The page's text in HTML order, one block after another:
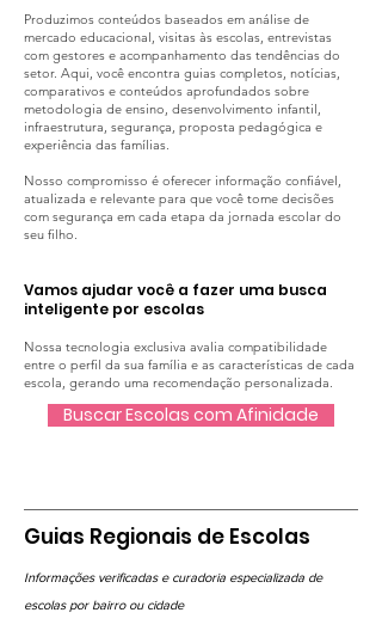
Produzimos conteúdos baseados em análise de
mercado educacional, visitas às escolas, entrevistas
com gestores e acompanhamento das tendências do
setor. Aqui, você encontra guias completos, notícias,
comparativos e conteúdos aprofundados sobre
metodologia de ensino, desenvolvimento infantil,
infraestrutura, segurança, proposta pedagógica e
experiência das famílias.
Nosso compromisso é oferecer informação confiável,
atualizada e relevante para que você tome decisões
com segurança em cada etapa da jornada escolar do
seu filho.
Vamos ajudar você a fazer uma busca
inteligente por escolas
Nossa tecnologia exclusiva avalia compatibilidade
entre o perfil da sua família e as características de cada
escola, gerando uma recomendação personalizada.
Buscar Escolas com Afinidade
Guias Regionais de Escolas
Informações verificadas e curadoria especializada de
escolas por bairro ou cidade